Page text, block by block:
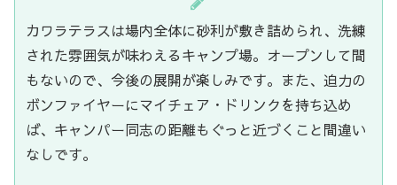
カワラテラスは場内全体に砂利が敷き詰められ、洗練
された雰囲気が味わえるキャンプ場。オープンして間
もないので、今後の展開が楽しみです。また、迫力の
ボンファイヤーにマイチェア・ドリンクを持ち込め
ば、キャンパー同志の距離もぐっと近づくこと間違い
なしです。